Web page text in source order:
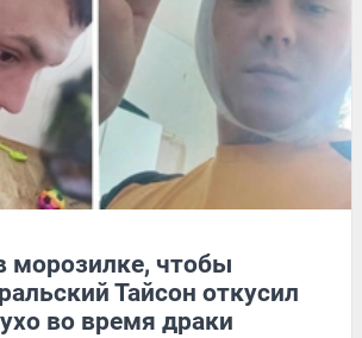
морозилке, чтобы
Тайсон откусил
во время драки